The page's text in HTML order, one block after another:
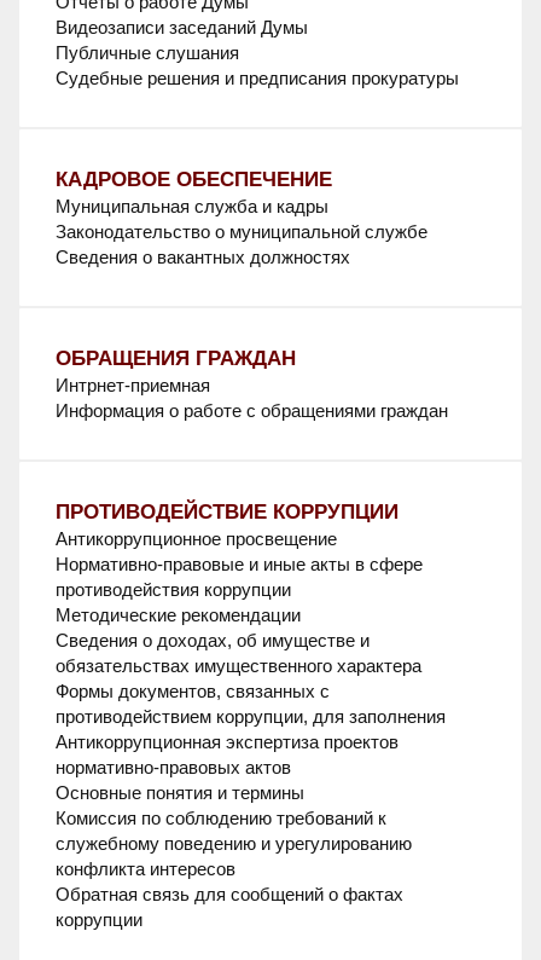
Видеозаписи заседаний Думы
Публичные слушания
Судебные решения и предписания прокуратуры
КАДРОВОЕ ОБЕСПЕЧЕНИЕ
Муниципальная служба и кадры
Законодательство о муниципальной службе
Сведения о вакантных должностях
ОБРАЩЕНИЯ ГРАЖДАН
Интрнет-приемная
Информация о работе с обращениями граждан
ПРОТИВОДЕЙСТВИЕ КОРРУПЦИИ
Антикоррупционное просвещение
Нормативно-правовые и иные акты в сфере
противодействия коррупции
Методические рекомендации
Сведения о доходах, об имуществе и
обязательствах имущественного характера
Формы документов, связанных с
противодействием коррупции, для заполнения
Антикоррупционная экспертиза проектов
нормативно-правовых актов
Основные понятия и термины
Комиссия по соблюдению требований к
служебному поведению и урегулированию
конфликта интересов
Обратная связь для сообщений о фактах
коррупции